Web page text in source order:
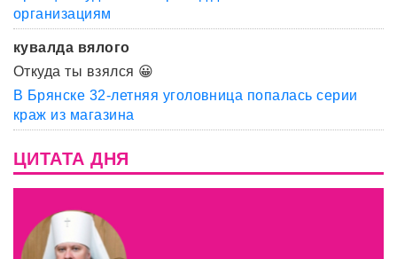
организациям
кувалда вялого
Откуда ты взялся 😀
В Брянске 32-летняя уголовница попалась серии
краж из магазина
ЦИТАТА ДНЯ